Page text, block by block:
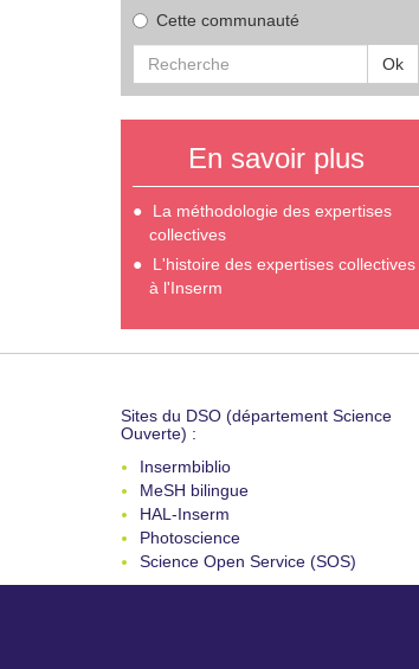
Cette communauté
Ok
En savoir plus
La méthodologie des expertises
collectives
L'histoire des expertises collectives
à l'Inserm
Sites du DSO (département Science
Ouverte) :
Insermbiblio
MeSH bilingue
HAL-Inserm
Photoscience
Science Open Service (SOS)